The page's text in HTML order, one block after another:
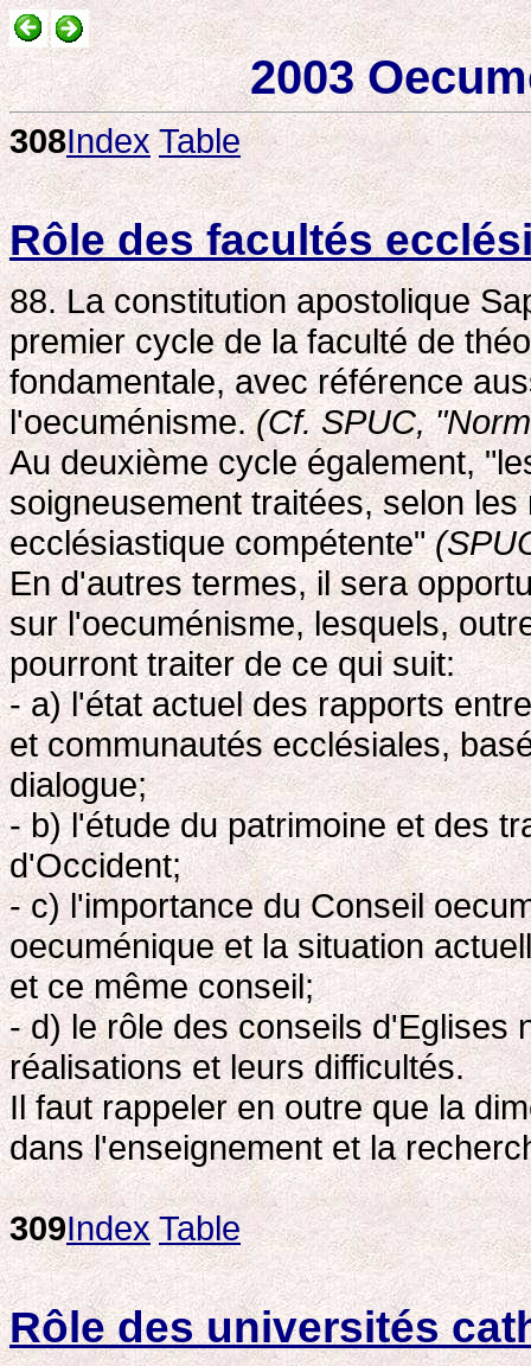
2003
308Index Table
Rôle des facultés
88. La constitution apostolique
premier cycle de la faculté de
fondamentale, avec référence
l'oecuménisme.(Cf. SPUC,
Au deuxième cycle également,
soigneusement traitées, selon
ecclésiastique compétente"
En d'autres termes, il sera
sur l'oecuménisme, lesquels,
pourront traiter de ce qui suit:
- a) l'état actuel des rapports
et communautés ecclésiales,
dialogue;
- b) l'étude du patrimoine et des
d'Occident;
- c) l'importance du Conseil
oecuménique et la situation
et ce même conseil;
- d) le rôle des conseils d'Eglises
réalisations et leurs difficultés.
Il faut rappeler en outre que la
dans l'enseignement et la
309Index Table
Rôle des universités